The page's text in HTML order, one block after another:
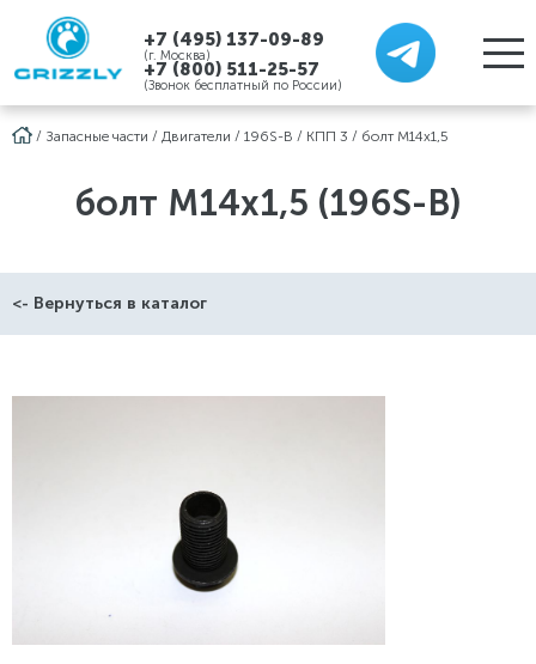
+7 (495) 137-09-89
(г. Москва)
+7 (800) 511-25-57
(Звонок бесплатный по России)
/ Запасные части / Двигатели / 196S-B / КПП 3 / болт М14х1,5
болт М14х1,5 (196S-B)
<- Вернуться в каталог